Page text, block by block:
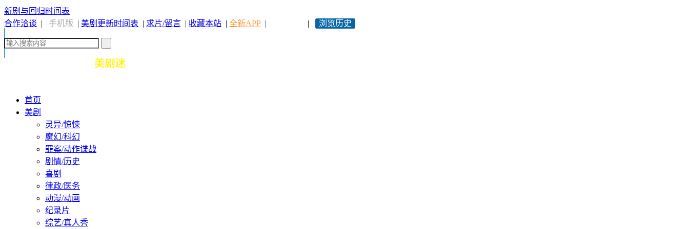
新剧与回归时间表
合作洽谈 | 手机版 | 美剧更新时间表 | 求片/留言 | 收藏本站 | 全新APP | | 浏览历史
首页
美剧
灵异/惊悚
魔幻/科幻
罪案/动作谍战
剧情/历史
喜剧
律政/医务
动漫/动画
纪录片
综艺/真人秀